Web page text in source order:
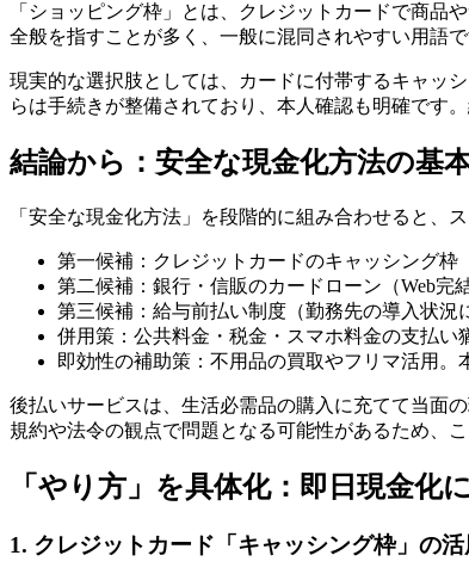
「ショッピング枠」とは、クレジットカードで商
全般を指すことが多く、一般に混同されやすい用語
現実的な選択肢としては、カードに付帯するキャッ
らは手続きが整備されており、本人確認も明確です
結論から：安全な現金化方法の基
「安全な現金化方法」を段階的に組み合わせると、
第一候補：クレジットカードのキャッシング枠
第二候補：銀行・信販のカードローン（Web完
第三候補：給与前払い制度（勤務先の導入状況
併用策：公共料金・税金・スマホ料金の支払い
即効性の補助策：不用品の買取やフリマ活用。
後払いサービスは、生活必需品の購入に充てて当面
規約や法令の観点で問題となる可能性があるため、
「やり方」を具体化：即日現金化
1. クレジットカード「キャッシング枠」の活